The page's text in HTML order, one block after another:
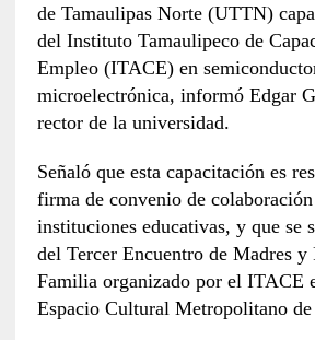
de Tamaulipas Norte (UTTN)
del Instituto Tamaulipeco de
Empleo (ITACE) en
microelectrónica, informó Edgar
rector de la universidad.
Señaló que esta capacitación es
firma de convenio de colaboración
instituciones educativas, y que se
del Tercer Encuentro de Madres y
Familia organizado por el ITACE
Espacio Cultural Metropolitano